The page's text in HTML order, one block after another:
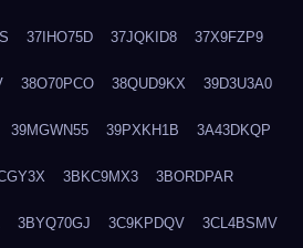
37IHO75D 37JQKID8 37X9FZP9
38O70PCO 38QUD9KX 39D3U3A0
39MGWN55 39PXKH1B 3A43DKQP
3BKC9MX3 3BORDPAR
3BYQ70GJ 3C9KPDQV 3CL4BSMV